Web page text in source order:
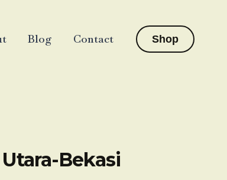
Blog Contact Shop
Bekasi